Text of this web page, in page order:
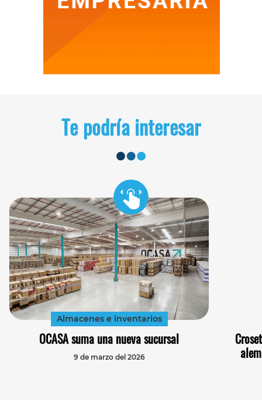
Te podría interesar
Almacenes e inventarios
OCASA suma una nueva sucursal
9 de marzo del 2026